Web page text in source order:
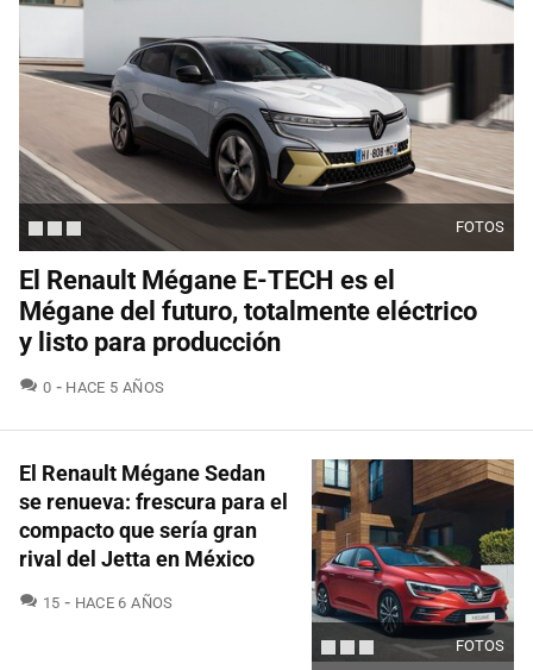
FOTOS
El Renault Mégane E-TECH es el
Mégane del futuro, totalmente eléctrico
y listo para producción
0 COMENTARIOS
HACE 5 AÑOS
FOTOS
El Renault Mégane Sedan
se renueva: frescura para el
compacto que sería gran
rival del Jetta en México
15 COMENTARIOS
HACE 6 AÑOS